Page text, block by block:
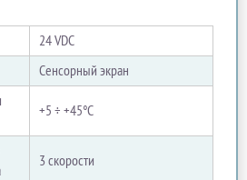
24 VDC
Сенсорный экран
+5 ÷ +45°C
3 скорости